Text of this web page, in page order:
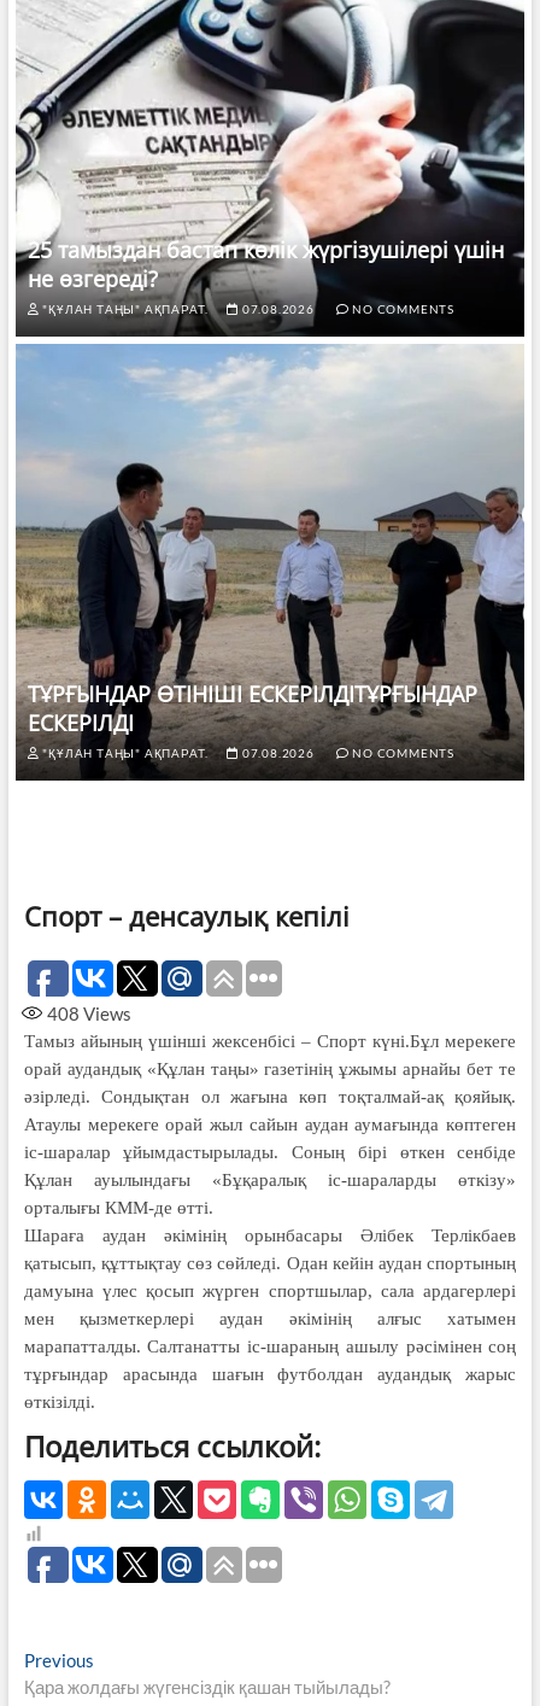
25 тамыздан бастап көлік жүргізушілері үшін
не өзгереді?
"ҚҰЛАН ТАҢЫ" АҚПАРАТ. 07.08.2026 NO COMMENTS
ТҰРҒЫНДАР ӨТІНІШІ ЕСКЕРІЛДІТҰРҒЫНДАР
ЕСКЕРІЛДІ
"ҚҰЛАН ТАҢЫ" АҚПАРАТ. 07.08.2026 NO COMMENTS
Спорт – денсаулық кепілі
408 Views
Тамыз айының үшінші жексенбісі – Спорт күні.Бұл мерекеге
орай аудандық «Құлан таңы» газетінің ұжымы арнайы бет те
әзірледі. Сондықтан ол жағына көп тоқталмай-ақ қояйық.
Атаулы мерекеге орай жыл сайын аудан аумағында көптеген
іс-шаралар ұйымдастырылады. Соның бірі өткен сенбіде
Құлан ауылындағы «Бұқаралық іс-шараларды өткізу»
орталығы КММ-де өтті.
Шараға аудан әкімінің орынбасары Әлібек Терлікбаев
қатысып, құттықтау сөз сөйледі. Одан кейін аудан спортының
дамуына үлес қосып жүрген спортшылар, сала ардагерлері
мен қызметкерлері аудан әкімінің алғыс хатымен
марапатталды. Салтанатты іс-шараның ашылу рәсімінен соң
тұрғындар арасында шағын футболдан аудандық жарыс
өткізілді.
Поделиться ссылкой:
Навигация
PreviousPrevious
post:
Қара жолдағы жүгенсіздік қашан тыйылады?